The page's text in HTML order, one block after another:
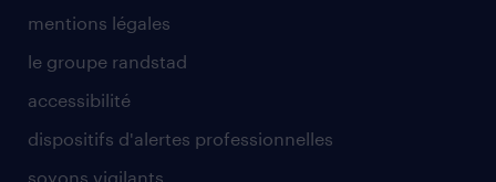
mentions légales
le groupe randstad
accessibilité
dispositifs d'alertes professionnelles
soyons vigilants